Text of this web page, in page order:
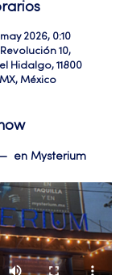
2026, 0:10
10,
Hidalgo, 11800
México
—  en Mysterium